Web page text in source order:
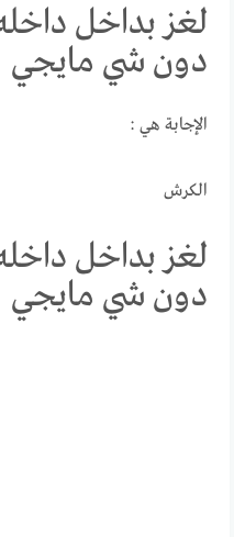
لغز بداخل
دون شي مايجي
الإجابة هي :
الكرش
لغز بداخل
دون شي مايجي